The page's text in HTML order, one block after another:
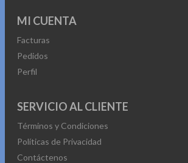
MI CUENTA
Facturas
Pedidos
Perfil
SERVICIO AL CLIENTE
Términos y Condiciones
Políticas de Privacidad
Contáctenos